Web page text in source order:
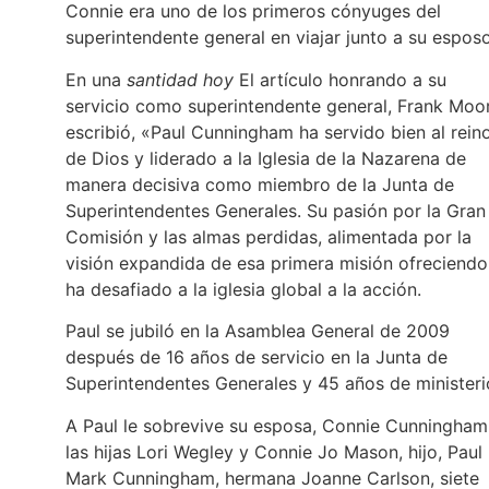
Connie era uno de los primeros cónyuges del
superintendente general en viajar junto a su
En una santidad hoy El artículo honrando a su
servicio como superintendente general, Frank
escribió, «Paul Cunningham ha servido bien al
de Dios y liderado a la Iglesia de la Nazarena de
manera decisiva como miembro de la Junta de
Superintendentes Generales. Su pasión por la Gran
Comisión y las almas perdidas, alimentada por la
visión expandida de esa primera misión
ha desafiado a la iglesia global a la acción.
Paul se jubiló en la Asamblea General de 2009
después de 16 años de servicio en la Junta de
Superintendentes Generales y 45 años de
A Paul le sobrevive su esposa, Connie
las hijas Lori Wegley y Connie Jo Mason, hijo, Paul
Mark Cunningham, hermana Joanne Carlson, siete